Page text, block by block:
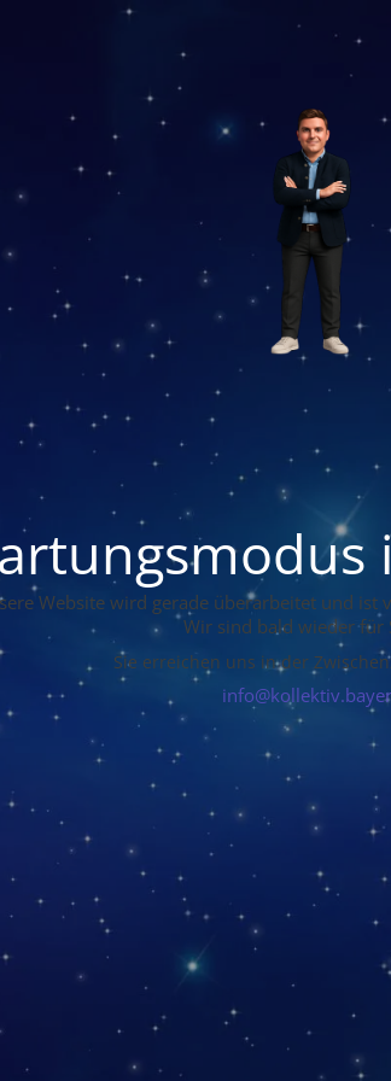
Website wird gerade überarbeitet und ist
Wir sind bald wieder für
Sie erreichen uns in der